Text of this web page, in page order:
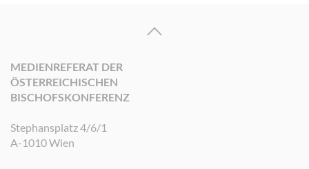
MEDIENREFERAT DER
ÖSTERREICHISCHEN
BISCHOFSKONFERENZ
Stephansplatz 4/6/1
A-1010 Wien